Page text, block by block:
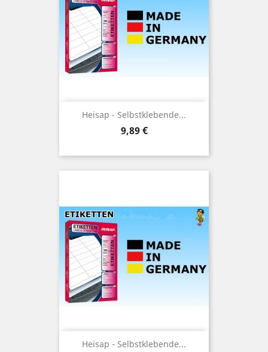
Heisap - Selbstklebende...
Preis
9,89 €
Heisap - Selbstklebende...